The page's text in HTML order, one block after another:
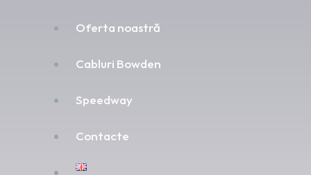
Oferta noastră
Cabluri Bowden
Speedway
Contacte